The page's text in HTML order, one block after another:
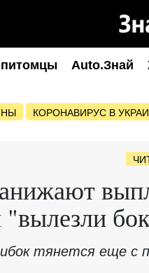
Auto.Знай
КОРОНАВИРУС В
тянется еще с